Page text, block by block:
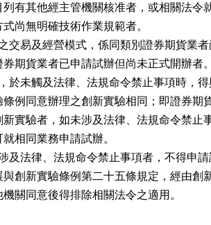
目列有其他經主管機關核准者，或相關法令
式尚無明確技術作業規範者。
交易及經營模式，係同類別證券期貨業
證券期貨業者已申請試辦但尚未正式開辦者
於未觸及法律、法規命令禁止事項時，
驗條例同意辦理之創新實驗相同；即證券期
創新實驗者，如未涉及法律、法規命令禁止
就相同業務申請試辦。
及法律、法規命令禁止事項者，不得申
展與創新實驗條例第二十五條規定，經由創
機關同意後得排除相關法令之適用。